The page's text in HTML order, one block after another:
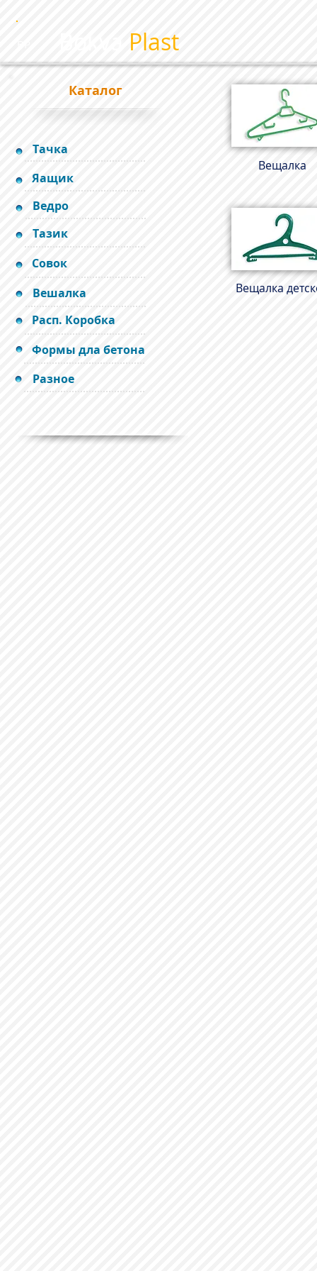
Plast
Каталог
Тачка
Яащик
Ведро
Тазик
Совок
Вешалка
Расп. Коробка
Формы дла бетона
Разное
Вещалка
Вещалка